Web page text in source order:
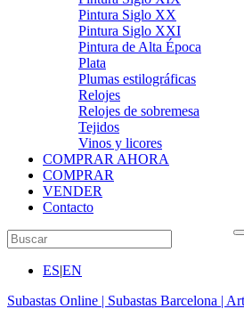
Pintura Siglo XX
Pintura Siglo XXI
Pintura de Alta Época
Plata
Plumas estilográficas
Relojes
Relojes de sobremesa
Tejidos
Vinos y licores
COMPRAR AHORA
COMPRAR
VENDER
Contacto
ES|EN
Subastas Online | Subastas Barcelona |